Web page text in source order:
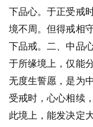
下品心。于正受戒
境不周。但得戒相
下品戒。二、中品
于所缘境上，仅能
无度生誓愿，是为
受戒时，心心相续
此境上，能发决定